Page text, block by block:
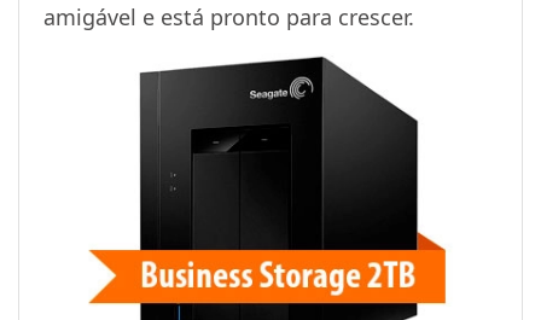
amigável e está pronto para crescer.